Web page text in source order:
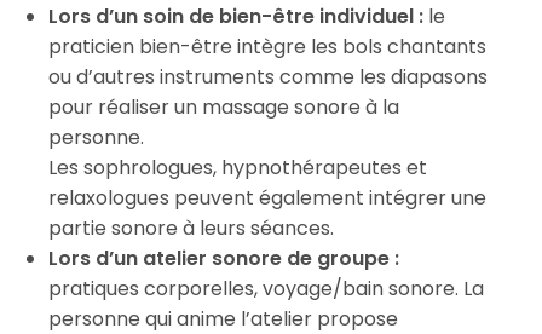
Lors d’un soin de bien-être individuel : le
praticien bien-être intègre les bols chantants
ou d’autres instruments comme les diapasons
pour réaliser un massage sonore à la
personne.
Les sophrologues, hypnothérapeutes et
relaxologues peuvent également intégrer une
partie sonore à leurs séances.
Lors d’un atelier sonore de groupe :
pratiques corporelles, voyage/bain sonore. La
personne qui anime l’atelier propose